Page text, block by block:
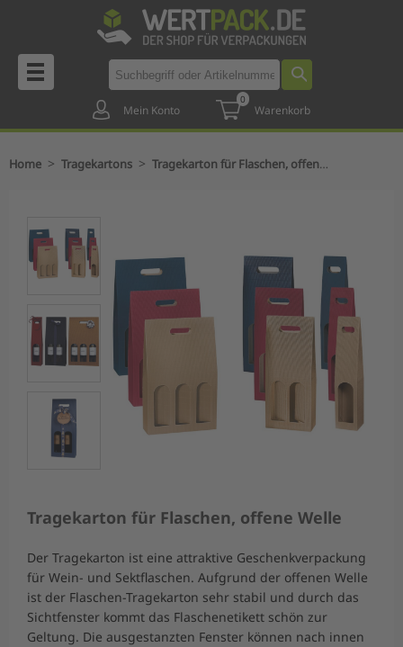
Mein Konto
0
Warenkorb
Home > Tragekartons > Tragekarton für Flaschen, offene Welle
Tragekarton für Flaschen, offene Welle
Der Tragekarton ist eine attraktive Geschenkverpackung
für Wein- und Sektflaschen. Aufgrund der offenen Welle
ist der Flaschen-Tragekarton sehr stabil und durch das
Sichtfenster kommt das Flaschenetikett schön zur
Geltung. Die ausgestanzten Fenster können nach innen